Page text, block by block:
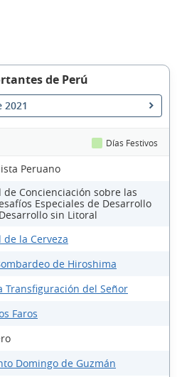
de Perú
Días Festivos
Peruano
Concienciación sobre las
Especiales de Desarrollo
sin Litoral
la Cerveza
de Hiroshima
Transfiguración del Señor
Faros
Domingo de Guzmán